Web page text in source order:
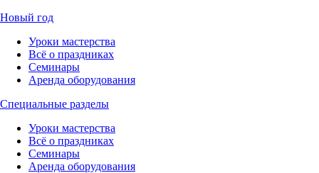
Новый год
Уроки мастерства
Всё о праздниках
Семинары
Аренда оборудования
Специальные разделы
Уроки мастерства
Всё о праздниках
Семинары
Аренда оборудования